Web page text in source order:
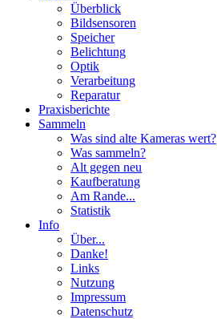
Überblick
Bildsensoren
Speicher
Belichtung
Optik
Verarbeitung
Reparatur
Praxisberichte
Sammeln
Was sind alte Kameras wert?
Was sammeln?
Alt gegen neu
Kaufberatung
Am Rande...
Statistik
Info
Über...
Danke!
Links
Nutzung
Impressum
Datenschutz